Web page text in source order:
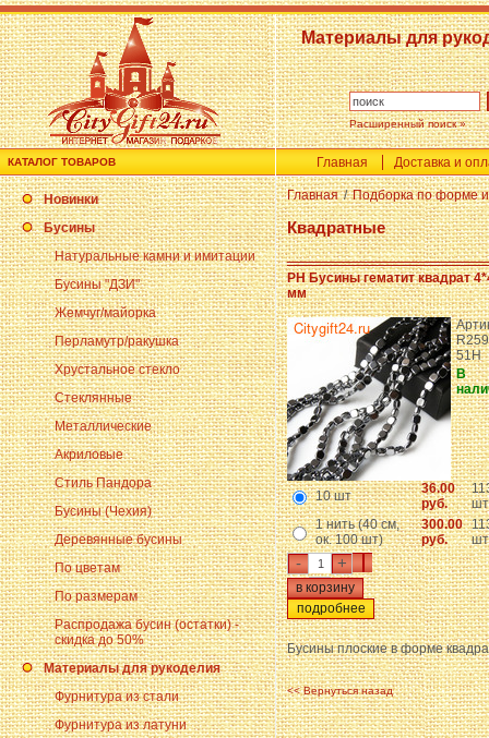
Материалы для
Расширенный поиск »
КАТАЛОГ ТОВАРОВ Главная Доставка и
Новинки
Бусины
Натуральные камни и имитации
Бусины "ДЗИ"
Жемчуг/майорка
Перламутр/ракушка
Хрустальное стекло
Стеклянные
Металлические
Акриловые
Стиль Пандора
Бусины (Чехия)
Деревянные бусины
По цветам
По размерам
Распродажа бусин (остатки) -
скидка до 50%
Материалы для рукоделия
Фурнитура из стали
Фурнитура из латуни
Главная / Подборка по форме
Квадратные
PH Бусины гематит квадрат
мм
51H
В
10 шт
36.00
руб.
1 нить (40 см,
ок. 100 шт)
300.00
руб.
- +
подробнее
Бусины плоские в форме
<< Вернуться назад